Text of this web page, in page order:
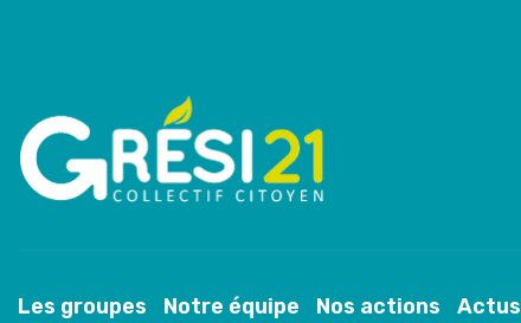
Les groupes Notre équipe Nos actions Actus